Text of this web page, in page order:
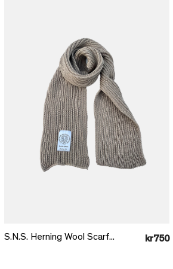
S.N.S. Herning Wool Scarf... kr750